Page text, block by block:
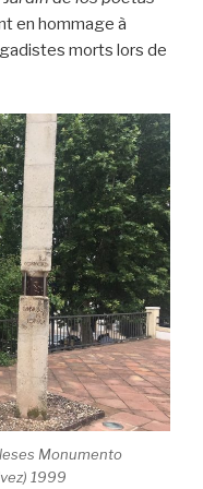
en hommage à
morts lors de
Monumento
1999